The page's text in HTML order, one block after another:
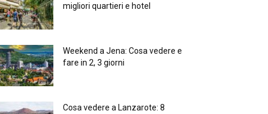
migliori quartieri e hotel
Weekend a Jena: Cosa vedere e
fare in 2, 3 giorni
Cosa vedere a Lanzarote: 8